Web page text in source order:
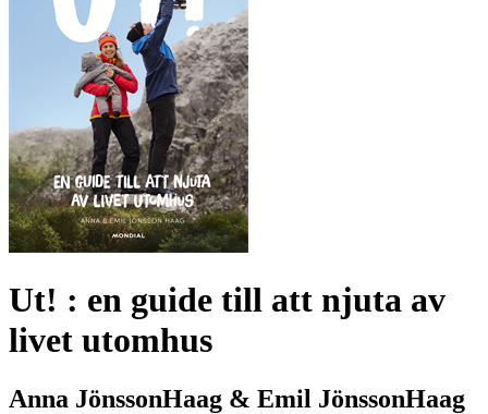
Ut! : en guide till att njuta av
livet utomhus
Anna JönssonHaag & Emil JönssonHaag